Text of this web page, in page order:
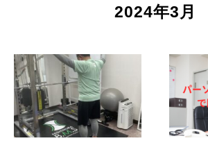
2024年3月